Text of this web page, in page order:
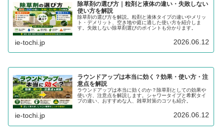
除草剤の選び方｜粒剤と液体の違い・失敗しない
使い方を解説
除草剤の選び方を解説。粒剤と液体タイプの違いやメリッ
ト・デメリット、空き地や庭に適した使い方を紹介しま
す。失敗しない除草剤選びのポイントも分かります。
ie-tochi.jp 2026.06.12
ラウンドアップは本当に効く？効果・使い方・注
意点を解説
ラウンドアップは本当に効くのか？除草剤としての効果や
使い方、注意点を解説します。シャワータイプと希釈タイ
プの違い、おすすめな人、雑草対策のコツも紹介。
ie-tochi.jp 2026.06.12